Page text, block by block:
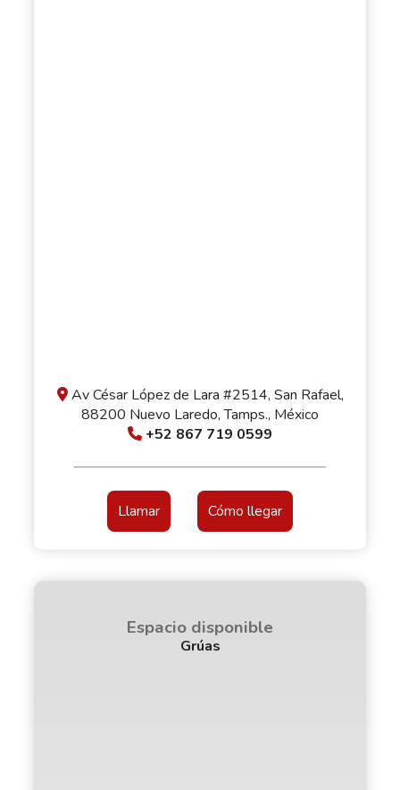
Av César López de Lara #2514, San Rafael,
88200 Nuevo Laredo, Tamps., México
+52 867 719 0599
Llamar Cómo llegar
Espacio disponible
Grúas